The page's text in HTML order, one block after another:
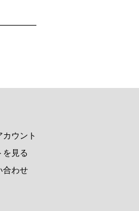
カウント
を見る
合わせ